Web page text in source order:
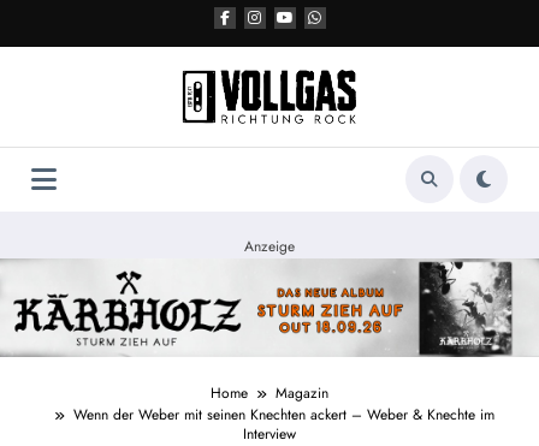
Anzeige
Home
Magazin
Wenn der Weber mit seinen Knechten ackert – Weber & Knechte im
Interview